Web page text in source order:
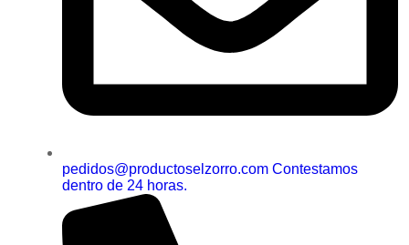
pedidos@productoselzorro.com Contestamos
dentro de 24 horas.